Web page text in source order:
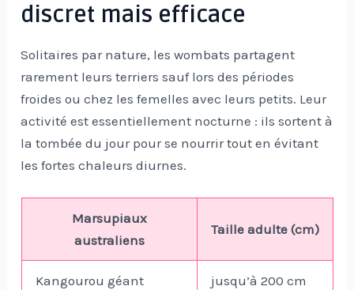
discret mais efficace
Solitaires par nature, les wombats partagent
rarement leurs terriers sauf lors des périodes
froides ou chez les femelles avec leurs petits. Leur
activité est essentiellement nocturne : ils sortent à
la tombée du jour pour se nourrir tout en évitant
les fortes chaleurs diurnes.
Marsupiaux
australiens
Taille adulte (cm)
Kangourou géant jusqu’à 200 cm